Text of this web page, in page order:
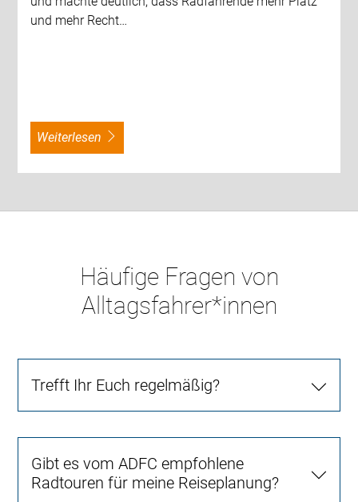
und mehr Recht…
weiterlesen
Häufige Fragen von
Alltagsfahrer*innen
Trefft Ihr Euch regelmäßig?
Gibt es vom ADFC empfohlene
Radtouren für meine Reiseplanung?